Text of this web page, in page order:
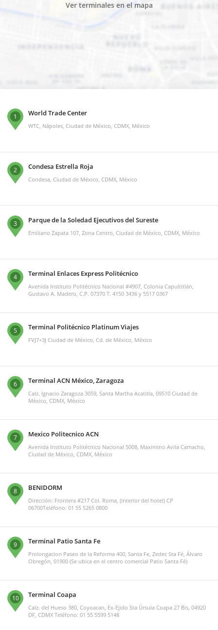
Ver terminales en el mapa
1 World Trade Center
WTC, Nápoles, Ciudad de México, CDMX, México
2 Condesa Estrella Roja
Condesa, Ciudad de México, CDMX, México
3 Parque de la Soledad Ejecutivos del Sureste
Emiliano Zapata 107, Zona Centro, Ciudad de México, CDMX, México
4 Terminal Enlaces Express Politécnico
Avenida Instituto Politécnico Nacional #4907, Colonia Capultitlán,
Gustavo A. Madero, C.P. 07370 T. 4150 3436 y 5517 0367
5 Terminal Politécnico Platinum Viajes
FVJ7+3J Ciudad de México, Cd. de México, México
6 Terminal ACN México, Zaragoza
Calz. Ignacio Zaragoza 3059, Santa Martha Acatitla, 09510 Ciudad de
México, CDMX, México
7 Mexico Politecnico ACN
Avenida Instituto Politécnico Nacional 5008, Maximino Avila Camacho,
Ciudad de México, CDMX, México
8 BENIDORM
Dirección: Frontera #217 Col. Roma, (interior del hotel) CP
06700Teléfono: 01 55 5265 0800
9 Terminal Patio Santa Fe
Prolongacion Paseo de la Reforma 400, Santa Fe, Zedec Sta Fé, Álvaro
Obregón, 01900 (Se ubica en el centro comercial Patio Santa Fé)
10 Terminal Coapa
Calz. del Hueso 380, Coyoacan, Ex-Ejido Sta Úrsula Coapa 27 Bis, 04920
DF, CDMX Teléfono: 01 55 5599 5148